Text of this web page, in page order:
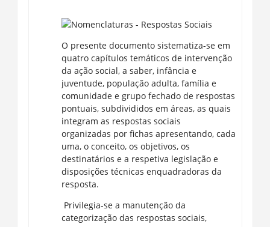
O presente documento sistematiza-se em
quatro capítulos temáticos de intervenção
da ação social, a saber, infância e
juventude, população adulta, família e
comunidade e grupo fechado de respostas
pontuais, subdivididos em áreas, as quais
integram as respostas sociais
organizadas por fichas apresentando, cada
uma, o conceito, os objetivos, os
destinatários e a respetiva legislação e
disposições técnicas enquadradoras da
resposta.
Privilegia-se a manutenção da
categorização das respostas sociais,